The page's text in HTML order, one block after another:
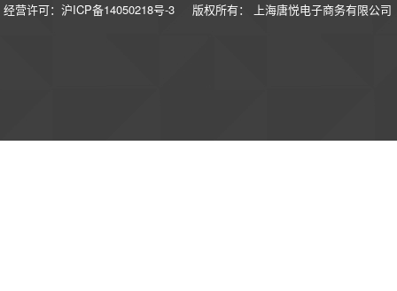
经营许可：沪ICP备14050218号-3 版权所有： 上海唐悦电子商务有限公司